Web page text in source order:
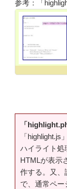
参考：「
「
「highlight.js
ハイライト処
HTMLが表示
作する。又、
で、通常ペー